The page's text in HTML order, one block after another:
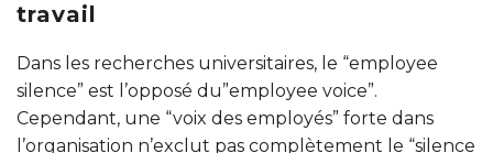
travail
Dans les recherches universitaires, le “employee
silence” est l’opposé du”employee voice”.
Cependant, une “voix des employés” forte dans
l’organisation n’exclut pas complètement le “silence